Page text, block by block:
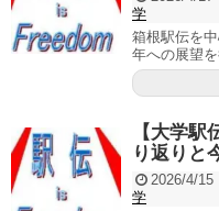
学
箱根駅伝を
年への展
【大学
り返りと
2026/4/15
学